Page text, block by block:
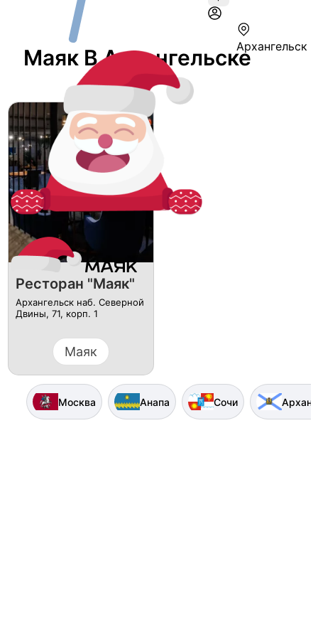
Архангельск
Маяк В Архангельске
Ресторан "Маяк"
Архангельск наб. Северной
Двины, 71, корп. 1
Маяк
Москва Анапа Сочи